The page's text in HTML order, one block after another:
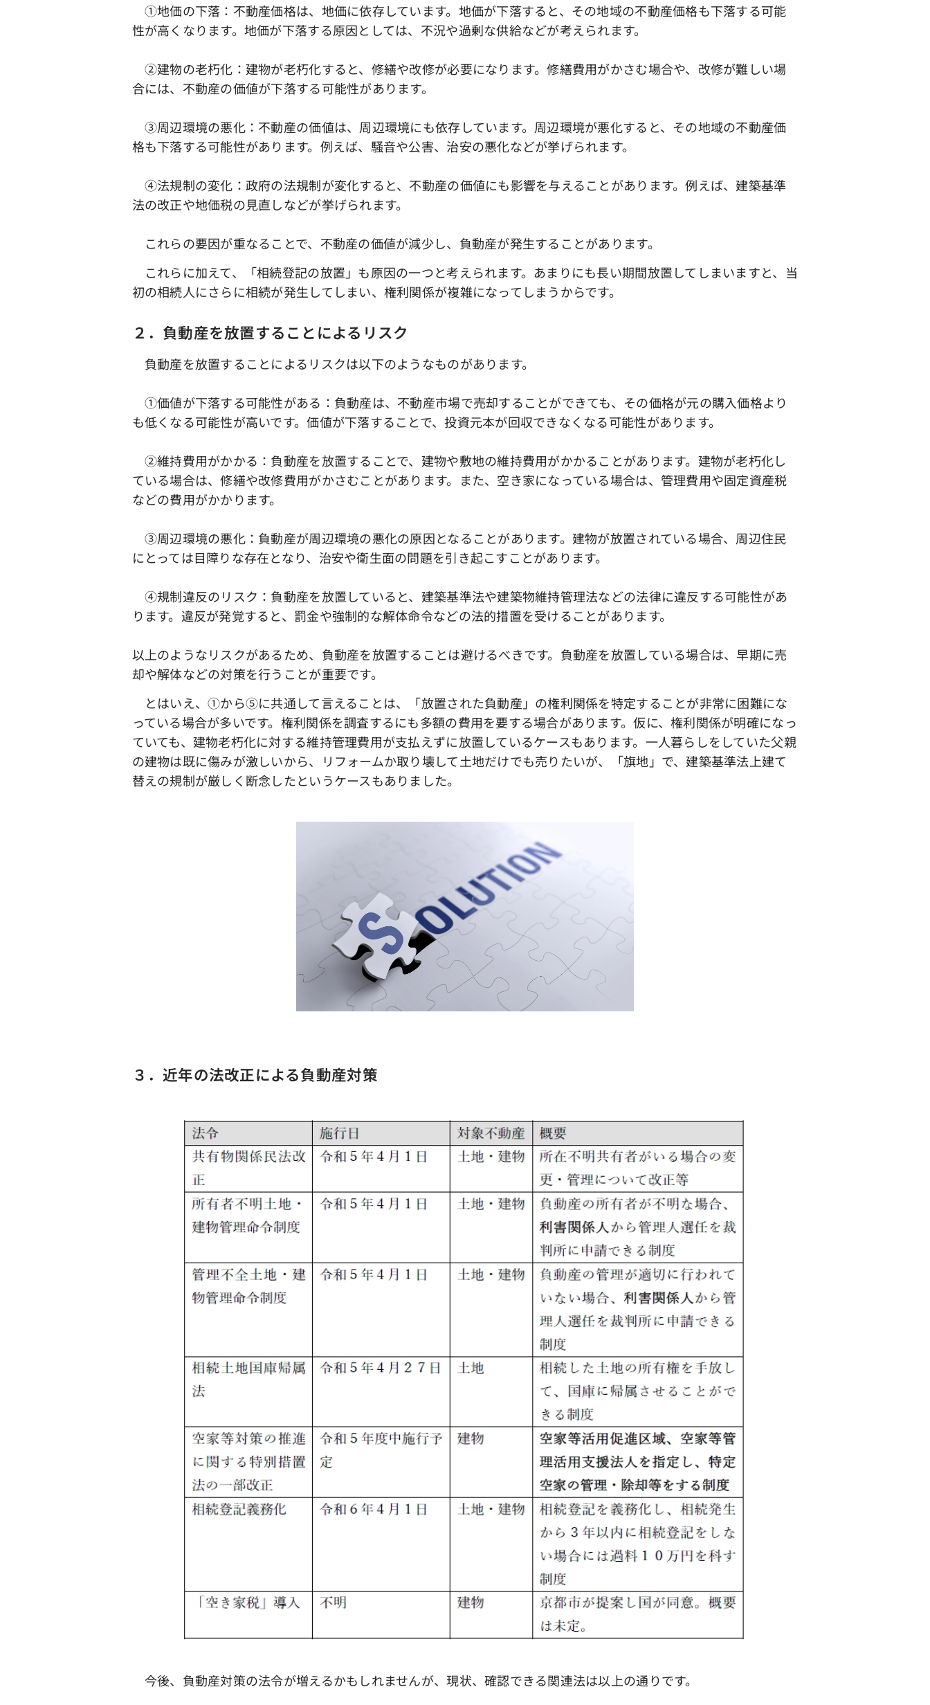
①地価の下落：不動産価格は、地価に依存しています。地価が下落すると、その地域の不動産価格も下落する可能
性が高くなります。地価が下落する原因としては、不況や過剰な供給などが考えられます。
➁建物の老朽化：建物が老朽化すると、修繕や改修が必要になります。修繕費用がかさむ場合や、改修が難しい場
合には、不動産の価値が下落する可能性があります。
③周辺環境の悪化：不動産の価値は、周辺環境にも依存しています。周辺環境が悪化すると、その地域の不動産価
格も下落する可能性があります。例えば、騒音や公害、治安の悪化などが挙げられます。
④法規制の変化：政府の法規制が変化すると、不動産の価値にも影響を与えることがあります。例えば、建築基準
法の改正や地価税の見直しなどが挙げられます。
これらの要因が重なることで、不動産の価値が減少し、負動産が発生することがあります。
これらに加えて、「相続登記の放置」も原因の一つと考えられます。あまりにも長い期間放置してしまいますと、当
初の相続人にさらに相続が発生してしまい、権利関係が複雑になってしまうからです。
２．負動産を放置することによるリスク
負動産を放置することによるリスクは以下のようなものがあります。
①価値が下落する可能性がある：負動産は、不動産市場で売却することができても、その価格が元の購入価格より
も低くなる可能性が高いです。価値が下落することで、投資元本が回収できなくなる可能性があります。
➁維持費用がかかる：負動産を放置することで、建物や敷地の維持費用がかかることがあります。建物が老朽化し
ている場合は、修繕や改修費用がかさむことがあります。また、空き家になっている場合は、管理費用や固定資産税
などの費用がかかります。
③周辺環境の悪化：負動産が周辺環境の悪化の原因となることがあります。建物が放置されている場合、周辺住民
にとっては目障りな存在となり、治安や衛生面の問題を引き起こすことがあります。
④規制違反のリスク：負動産を放置していると、建築基準法や建築物維持管理法などの法律に違反する可能性があ
ります。違反が発覚すると、罰金や強制的な解体命令などの法的措置を受けることがあります。
以上のようなリスクがあるため、負動産を放置することは避けるべきです。負動産を放置している場合は、早期に売
却や解体などの対策を行うことが重要です。
とはいえ、①から➄に共通して言えることは、「放置された負動産」の権利関係を特定することが非常に困難にな
っている場合が多いです。権利関係を調査するにも多額の費用を要する場合があります。仮に、権利関係が明確になっ
ていても、建物老朽化に対する維持管理費用が支払えずに放置しているケースもあります。一人暮らしをしていた父親
の建物は既に傷みが激しいから、リフォームか取り壊して土地だけでも売りたいが、「旗地」で、建築基準法上建て
替えの規制が厳しく断念したというケースもありました。
３．近年の法改正による負動産対策
今後、負動産対策の法令が増えるかもしれませんが、現状、確認できる関連法は以上の通りです。